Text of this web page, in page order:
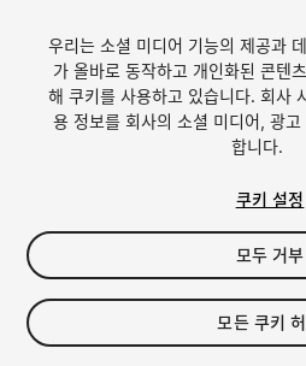
1/7
$34.99
Seat
우리는 소셜 미디어 기능의 제공과
가 올바로 동작하고 개인화된 콘텐
해 쿠키를 사용하고 있습니다. 회사
용 정보를 회사의 소셜 미디어, 광
합니다.
쿠키 설정
모두 거부
모든 쿠키